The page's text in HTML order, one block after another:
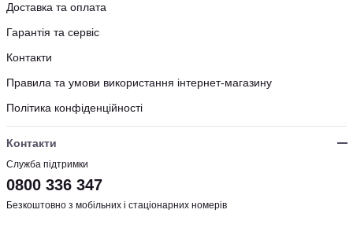
Доставка та оплата
Гарантія та сервіс
Контакти
Правила та умови використання інтернет-магазину
Політика конфіденційності
Контакти
Служба підтримки
0800 336 347
Безкоштовно з мобільних і стаціонарних номерів